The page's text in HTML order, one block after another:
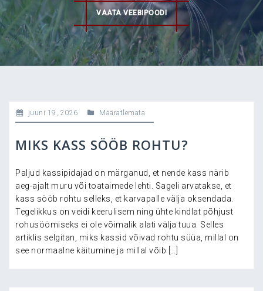
VAATA VEEBIPOODI
juuni 19, 2026 Määratlemata
MIKS KASS SÖÖB ROHTU?
Paljud kassipidajad on märganud, et nende kass närib
aeg-ajalt muru või toataimede lehti. Sageli arvatakse, et
kass sööb rohtu selleks, et karvapalle välja oksendada.
Tegelikkus on veidi keerulisem ning ühte kindlat põhjust
rohusöömiseks ei ole võimalik alati välja tuua. Selles
artiklis selgitan, miks kassid võivad rohtu süüa, millal on
see normaalne käitumine ja millal võib […]